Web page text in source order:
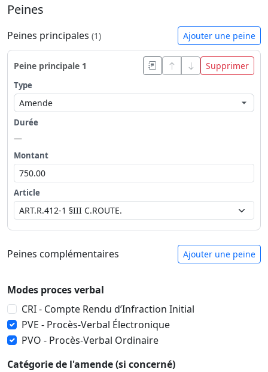
Peines
Peines principales (1) Ajouter une peine
Peine principale 1 Supprimer
Type
Amende
Durée
—
Montant
Article
Peines complémentaires Ajouter une peine
Modes proces verbal
CRI - Compte Rendu d’Infraction Initial
PVE - Procès-Verbal Électronique
PVO - Procès-Verbal Ordinaire
Catégorie de l'amende (si concerné)